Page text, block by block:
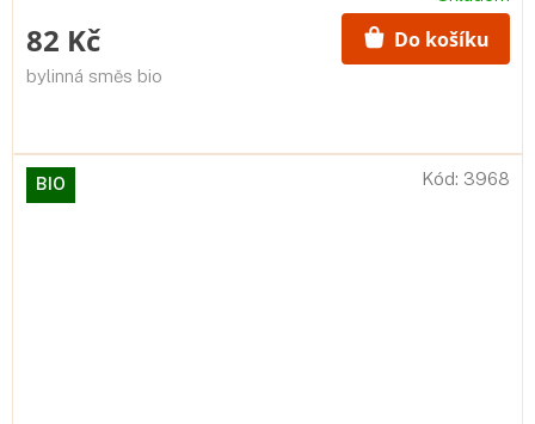
82 Kč Do košíku
bylinná směs bio
BIO Kód: 3968